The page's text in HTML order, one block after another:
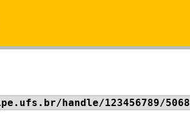
handle/123456789/5068